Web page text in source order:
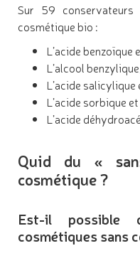
Sur 59
cosmétique bio :
L’acide benzoïque
L’alcool benzylique,
L’acide salicylique
L’acide sorbique
L’acide
Quid du «
cosmétique ?
Est-il possible
cosmétiques sans